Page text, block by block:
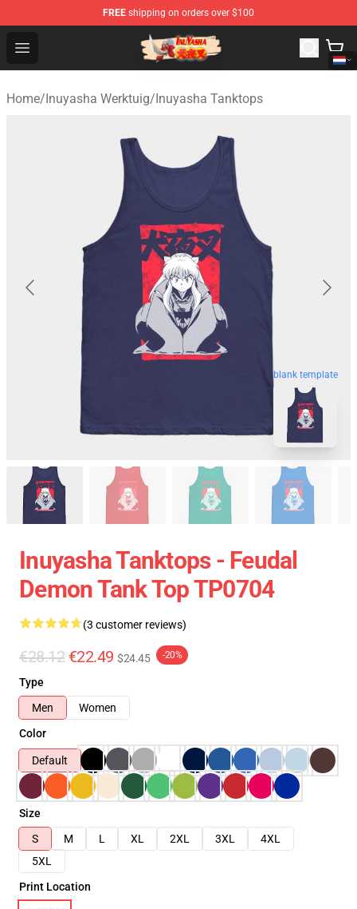
FREE shipping on orders over $100
Open menu
Inuyasha Store - Official Inuyasha Merchandise Shop
Home/Inuyasha Werktuig/Inuyasha Tanktops
blank template
Inuyasha Tanktops - Feudal
Demon Tank Top TP0704
(3 customer reviews)
€28.12 €22.49 $24.45 -20%
Type
Men
Women
Color
Default
Size
S
M L XL 2XL 3XL
4XL
5XL
Print Location